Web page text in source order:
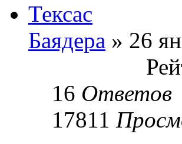
Тексас
Баядера » 26
16 Ответов
17811